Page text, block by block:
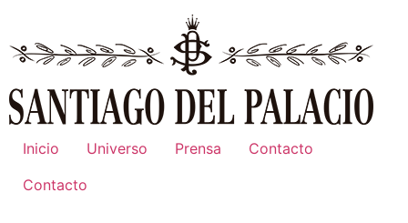
contenido
Inicio Universo Prensa
Contacto
Contacto